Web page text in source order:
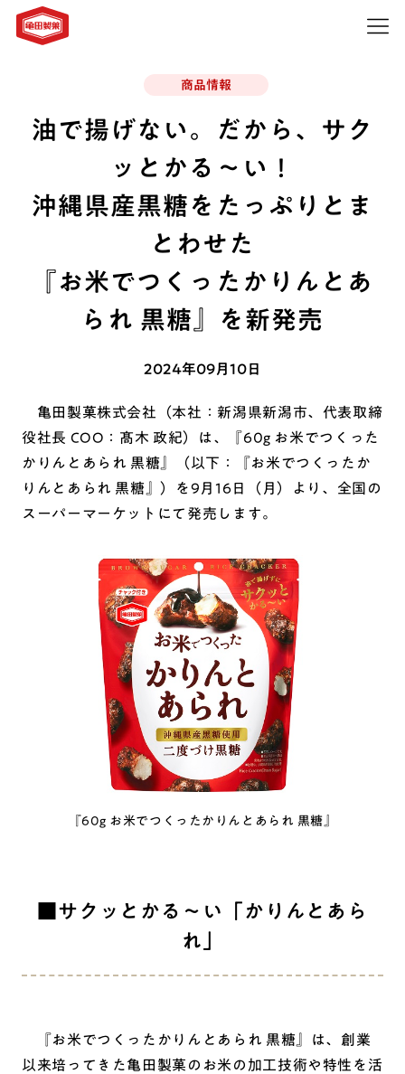
商品情報
油で揚げない。だから、サク
ッとかる～い！
沖縄県産黒糖をたっぷりとま
とわせた
『お米でつくったかりんとあ
られ 黒糖』を新発売
2024年09月10日
亀田製菓株式会社（本社：新潟県新潟市、代表取締
役社長 COO：髙木 政紀）は、『60g お米でつくった
かりんとあられ 黒糖』（以下：『お米でつくったか
りんとあられ 黒糖』）を9月16日（月）より、全国の
スーパーマーケットにて発売します。
『60g お米でつくったかりんとあられ 黒糖』
■サクッとかる～い「かりんとあら
れ」
『お米でつくったかりんとあられ 黒糖』は、創業
以来培ってきた亀田製菓のお米の加工技術や特性を活